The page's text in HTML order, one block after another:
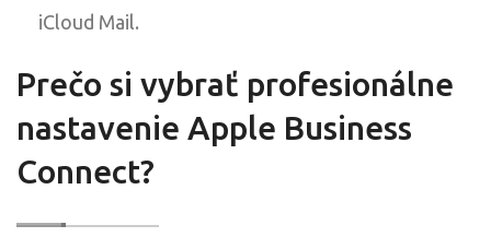
iCloud Mail.
Prečo si vybrať profesionálne
nastavenie Apple Business
Connect?